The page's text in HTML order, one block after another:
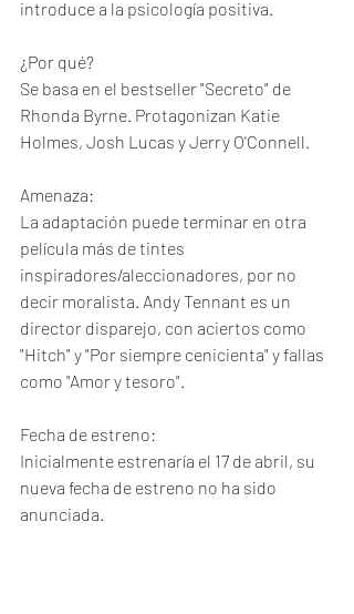
introduce a la psicología positiva.
¿Por qué?
Se basa en el bestseller "Secreto" de
Rhonda Byrne. Protagonizan Katie
Holmes, Josh Lucas y Jerry O'Connell.
Amenaza:
La adaptación puede terminar en otra
película más de tintes
inspiradores/aleccionadores, por no
decir moralista. Andy Tennant es un
director disparejo, con aciertos como
"Hitch" y "Por siempre cenicienta" y fallas
como "Amor y tesoro".
Fecha de estreno:
Inicialmente estrenaría el 17 de abril, su
nueva fecha de estreno no ha sido
anunciada.